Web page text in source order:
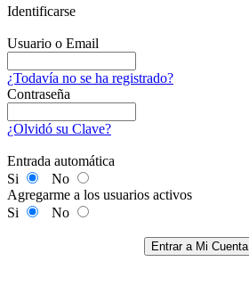
Identificarse
Usuario o Email
¿Todavía no se ha registrado?
Contraseña
¿Olvidó su Clave?
Entrada automática
Si
No
Agregarme a los usuarios activos
Si
No
Entrar a Mi Cuenta